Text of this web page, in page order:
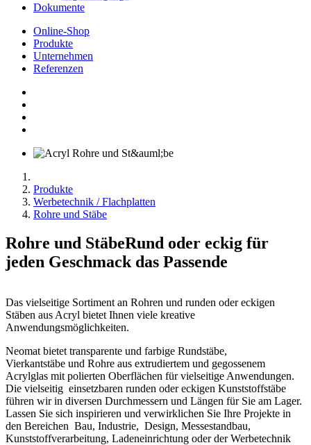
Dokumente
Online-Shop
Produkte
Unternehmen
Referenzen
Produkte
Werbetechnik / Flachplatten
Rohre und Stäbe
Rohre und StäbeRund oder eckig für
jeden Geschmack das Passende
Das vielseitige Sortiment an Rohren und runden oder eckigen
Stäben aus Acryl bietet Ihnen viele kreative
Anwendungsmöglichkeiten.
Neomat bietet transparente und farbige Rundstäbe,
Vierkantstäbe und Rohre aus extrudiertem und gegossenem
Acrylglas mit polierten Oberflächen für vielseitige Anwendungen.
Die vielseitig einsetzbaren runden oder eckigen Kunststoffstäbe
führen wir in diversen Durchmessern und Längen für Sie am Lager.
Lassen Sie sich inspirieren und verwirklichen Sie Ihre Projekte in
den Bereichen Bau, Industrie, Design, Messestandbau,
Kunststoffverarbeitung, Ladeneinrichtung oder der Werbetechnik